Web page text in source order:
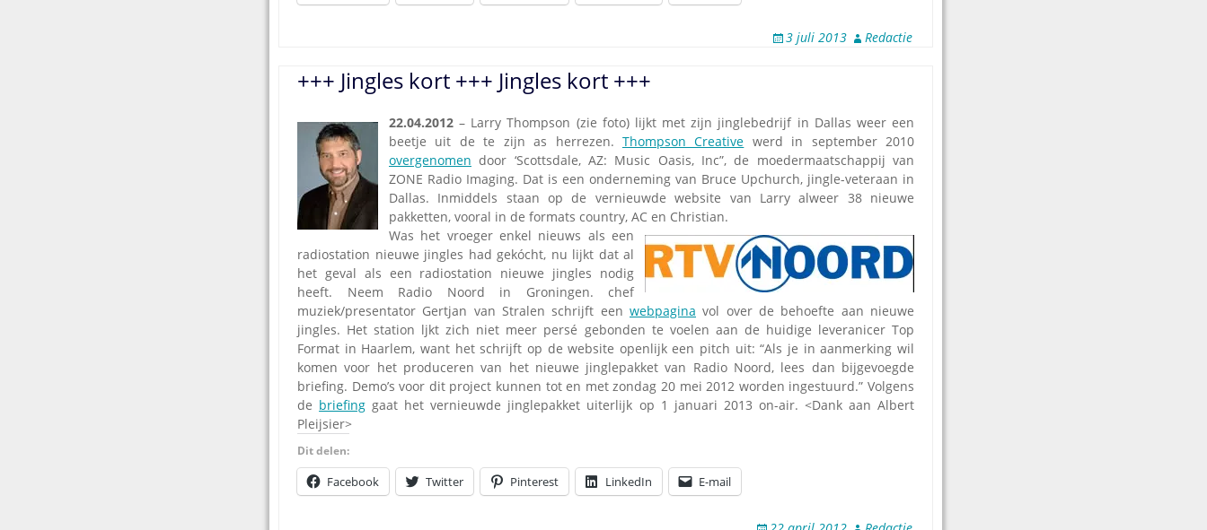
3 juli 2013 Redactie
+++ Jingles kort +++ Jingles kort +++
22.04.2012 – Larry Thompson (zie foto) lijkt met zijn jinglebedrijf in Dallas weer een
beetje uit de te zijn as herrezen. Thompson Creative werd in september 2010
overgenomen door ‘Scottsdale, AZ: Music Oasis, Inc”, de moedermaatschappij van
ZONE Radio Imaging. Dat is een onderneming van Bruce Upchurch, jingle-veteraan in
Dallas. Inmiddels staan op de vernieuwde website van Larry alweer 38 nieuwe
pakketten, vooral in de formats country, AC en Christian.
Was het vroeger enkel nieuws als een
radiostation nieuwe jingles had gekócht, nu lijkt dat al
het geval als een radiostation nieuwe jingles nodig
heeft. Neem Radio Noord in Groningen. chef
muziek/presentator Gertjan van Stralen schrijft een webpagina vol over de behoefte aan nieuwe
jingles. Het station ljkt zich niet meer persé gebonden te voelen aan de huidige leveranicer Top
Format in Haarlem, want het schrijft op de website openlijk een pitch uit: “Als je in aanmerking wil
komen voor het produceren van het nieuwe jinglepakket van Radio Noord, lees dan bijgevoegde
briefing. Demo’s voor dit project kunnen tot en met zondag 20 mei 2012 worden ingestuurd.” Volgens
de briefing gaat het vernieuwde jinglepakket uiterlijk op 1 januari 2013 on-air. <Dank aan Albert
Pleijsier>
Dit delen:
Facebook Twitter Pinterest LinkedIn E-mail